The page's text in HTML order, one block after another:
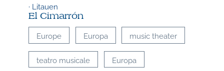
· Litauen
El Cimarrón
Europe Europa music theater
teatro musicale Europa